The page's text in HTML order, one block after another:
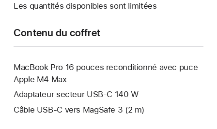
Les quantités disponibles sont limitées
Contenu du coffret
MacBook Pro 16 pouces reconditionné avec puce
Apple M4 Max
Adaptateur secteur USB-C 140 W
Câble USB-C vers MagSafe 3 (2 m)